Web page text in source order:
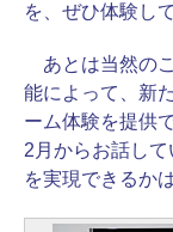
を、ぜひ体験し
あとは当然の
能によって、新
ーム体験を提供
2月からお話し
を実現できるか